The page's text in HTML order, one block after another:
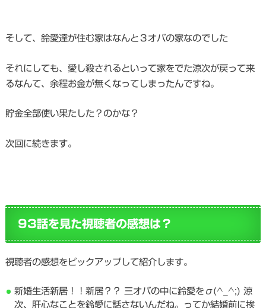
そして、鈴愛達が住む家はなんと３オバの家なのでした
それにしても、愛し殺されるといって家をでた涼次が戻って来
るなんて、余程お金が無くなってしまったんですね。
貯金全部使い果たした？のかな？
次回に続きます。
93話を見た視聴者の感想は？
視聴者の感想をピックアップして紹介します。
新婚生活新居！！新居？？ 三オバの中に鈴愛をσ(^_^;) 涼
次、肝心なことを鈴愛に話さないんだね。ってか結婚前に挨